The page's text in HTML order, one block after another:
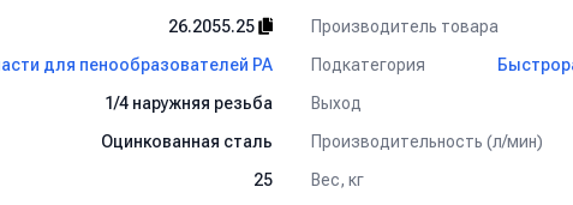
26.2055.25 Производитель товара
для пенообразователей PA Подкатегория
1/4 наружняя резьба Выход
Оцинкованная сталь Производительность (л/мин)
25 Вес, кг